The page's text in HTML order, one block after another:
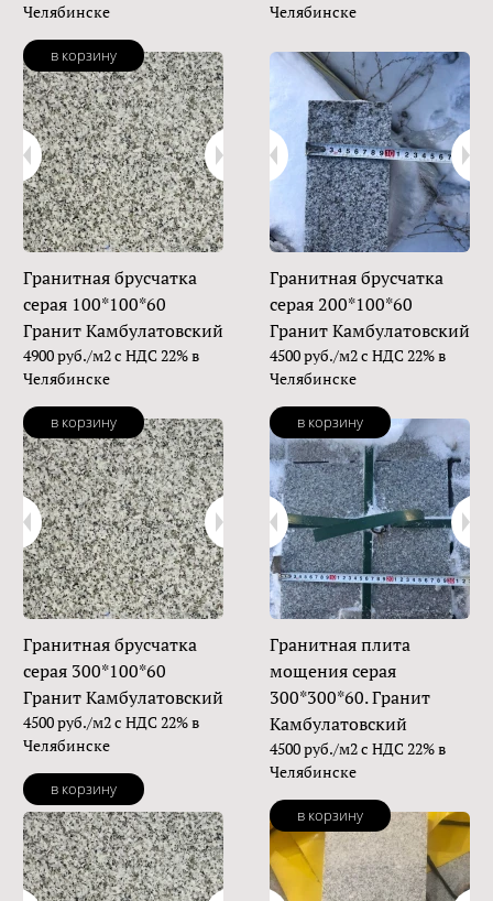
Челябинске
в корзину
Челябинске
Гранитная брусчатка
серая 100*100*60
Гранит Камбулатовский
4900 руб./м2 с НДС 22% в
Челябинске
в корзину
Гранитная брусчатка
серая 200*100*60
Гранит Камбулатовский
4500 руб./м2 с НДС 22% в
Челябинске
в корзину
Гранитная брусчатка
серая 300*100*60
Гранит Камбулатовский
4500 руб./м2 с НДС 22% в
Челябинске
в корзину
Гранитная плита
мощения серая
300*300*60. Гранит
Камбулатовский
4500 руб./м2 с НДС 22% в
Челябинске
в корзину